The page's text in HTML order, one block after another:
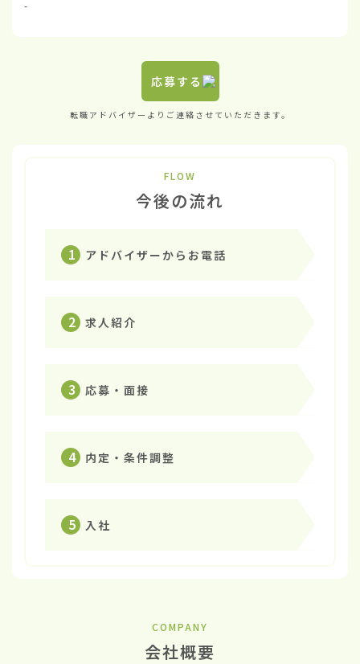
-
応募する
転職アドバイザーよりご連絡させていただきます。
FLOW
今後の流れ
1 アドバイザーからお電話
2 求人紹介
3 応募・面接
4 内定・条件調整
5 入社
COMPANY
会社概要